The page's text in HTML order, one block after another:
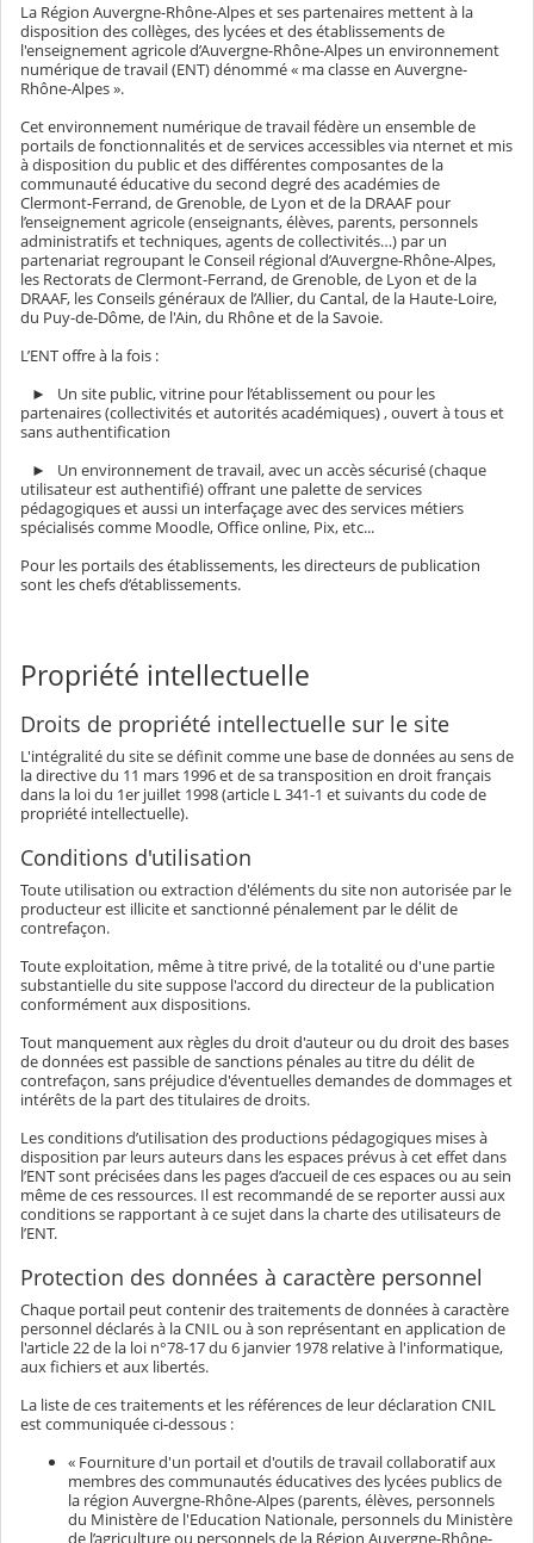
La Région Auvergne-Rhône-Alpes et ses partenaires mettent à la
disposition des collèges, des lycées et des établissements de
l'enseignement agricole d’Auvergne-Rhône-Alpes un environnement
numérique de travail (ENT) dénommé « ma classe en Auvergne-
Rhône-Alpes ».
Cet environnement numérique de travail fédère un ensemble de
portails de fonctionnalités et de services accessibles via nternet et mis
à disposition du public et des différentes composantes de la
communauté éducative du second degré des académies de
Clermont-Ferrand, de Grenoble, de Lyon et de la DRAAF pour
l’enseignement agricole (enseignants, élèves, parents, personnels
administratifs et techniques, agents de collectivités…) par un
partenariat regroupant le Conseil régional d’Auvergne-Rhône-Alpes,
les Rectorats de Clermont-Ferrand, de Grenoble, de Lyon et de la
DRAAF, les Conseils généraux de l’Allier, du Cantal, de la Haute-Loire,
du Puy-de-Dôme, de l'Ain, du Rhône et de la Savoie.
L’ENT offre à la fois :
► Un site public, vitrine pour l’établissement ou pour les
partenaires (collectivités et autorités académiques) , ouvert à tous et
sans authentification
► Un environnement de travail, avec un accès sécurisé (chaque
utilisateur est authentifié) offrant une palette de services
pédagogiques et aussi un interfaçage avec des services métiers
spécialisés comme Moodle, Office online, Pix, etc...
Pour les portails des établissements, les directeurs de publication
sont les chefs d’établissements.
Propriété intellectuelle
Droits de propriété intellectuelle sur le site
L'intégralité du site se définit comme une base de données au sens de
la directive du 11 mars 1996 et de sa transposition en droit français
dans la loi du 1er juillet 1998 (article L 341-1 et suivants du code de
propriété intellectuelle).
Conditions d'utilisation
Toute utilisation ou extraction d'éléments du site non autorisée par le
producteur est illicite et sanctionné pénalement par le délit de
contrefaçon.
Toute exploitation, même à titre privé, de la totalité ou d'une partie
substantielle du site suppose l'accord du directeur de la publication
conformément aux dispositions.
Tout manquement aux règles du droit d'auteur ou du droit des bases
de données est passible de sanctions pénales au titre du délit de
contrefaçon, sans préjudice d'éventuelles demandes de dommages et
intérêts de la part des titulaires de droits.
Les conditions d’utilisation des productions pédagogiques mises à
disposition par leurs auteurs dans les espaces prévus à cet effet dans
l’ENT sont précisées dans les pages d’accueil de ces espaces ou au sein
même de ces ressources. Il est recommandé de se reporter aussi aux
conditions se rapportant à ce sujet dans la charte des utilisateurs de
l’ENT.
Protection des données à caractère personnel
Chaque portail peut contenir des traitements de données à caractère
personnel déclarés à la CNIL ou à son représentant en application de
l'article 22 de la loi n°78-17 du 6 janvier 1978 relative à l'informatique,
aux fichiers et aux libertés.
La liste de ces traitements et les références de leur déclaration CNIL
est communiquée ci-dessous :
« Fourniture d'un portail et d'outils de travail collaboratif aux
membres des communautés éducatives des lycées publics de
la région Auvergne-Rhône-Alpes (parents, élèves, personnels
du Ministère de l'Education Nationale, personnels du Ministère
de l’agriculture ou personnels de la Région Auvergne-Rhône-